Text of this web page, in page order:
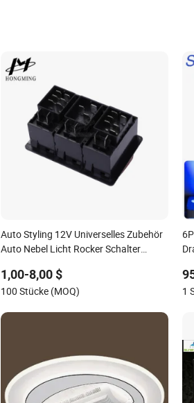
Auto Styling 12V Universelles Zubehör
Auto Nebel Licht Rocker Schalter
Armaturenbrett 3 Pins für Scenic 2
1,00-8,00 $
100 Stücke (MOQ) 1